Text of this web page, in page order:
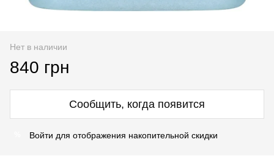
Нет в наличии
840 грн
Сообщить, когда появится
Войти для отображения накопительной скидки